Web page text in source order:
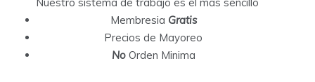
Membresia Gratis
Precios de Mayoreo
NoOrden Minima